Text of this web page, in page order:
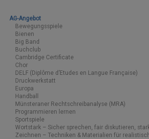
SCHULSOZIALARBEIT
AG-Angebot
Bewegungsspiele
Bienen
Big Band
Buchclub
Cambridge Certificate
Chor
DELF (Diplôme d’Etudes en Langue Française)
Druckwerkstatt
Europa
Handball
Münsteraner Rechtschreibanalyse (MRA)
Programmieren lernen
Sportspiele
Wortstark – Sicher sprechen, fair diskutieren,
Zeichnen – Techniken & Materialien für